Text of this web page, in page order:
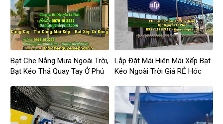
Bạt Che Nắng Mưa Ngoài Trời,
Bạt Kéo Thả Quay Tay Ở Phú
Lắp Đặt Mái Hiên Mái Xếp Bạt
Kéo Ngoài Trời Giá RẺ Hóc